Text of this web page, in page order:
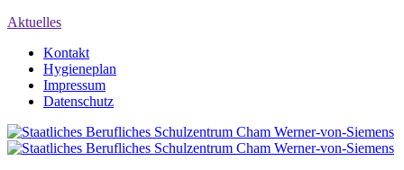
Aktuelles
Kontakt
Hygieneplan
Impressum
Datenschutz